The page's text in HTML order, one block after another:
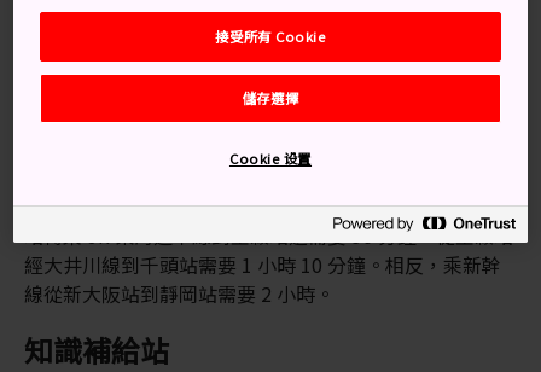
踏上寸又峽吊橋，遠足穿越奧大井的峽谷
乘搭東海道新幹線，從東京到靜岡站需要 1 小時。在靜岡
站轉乘 JR 東海道本線到金穀站還需要 30 分鐘，從金穀站
經大井川線到千頭站需要 1 小時 10 分鐘。相反，乘新幹
線從新大阪站到靜岡站需要 2 小時。
知識補給站
接受所有 Cookie
儲存選擇
Cookie 设置